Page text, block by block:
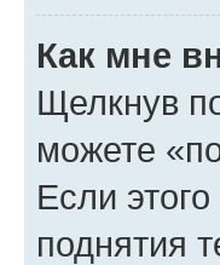
Как мне
Щелкнув
можете
Если
поднятия